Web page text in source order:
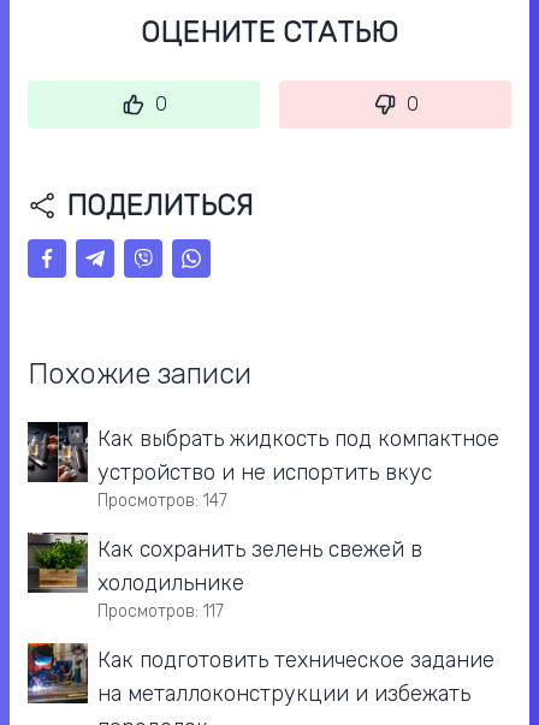
ОЦЕНИТЕ СТАТЬЮ
0 0
ПОДЕЛИТЬСЯ
Похожие записи
Как выбрать жидкость под компактное
устройство и не испортить вкус
Просмотров: 147
Как сохранить зелень свежей в
холодильнике
Просмотров: 117
Как подготовить техническое задание
на металлоконструкции и избежать